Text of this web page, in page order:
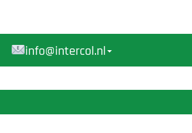
info@intercol.nl